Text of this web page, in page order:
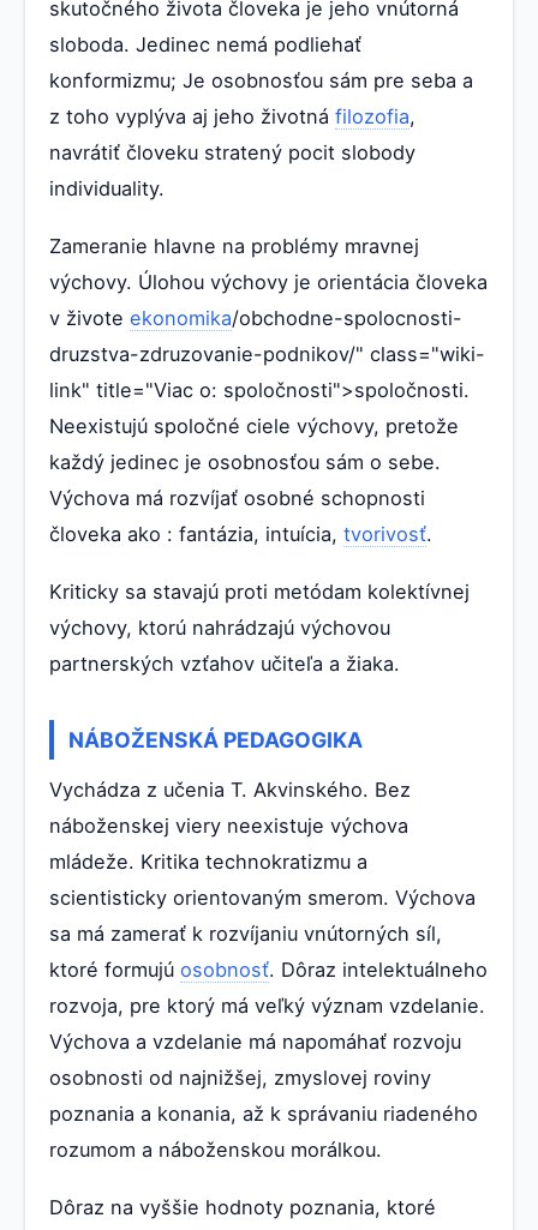
skutočného života človeka je jeho vnútorná
sloboda. Jedinec nemá podliehať
konformizmu; Je osobnosťou sám pre seba a
z toho vyplýva aj jeho životná filozofia,
navrátiť človeku stratený pocit slobody
individuality.
Zameranie hlavne na problémy mravnej
výchovy. Úlohou výchovy je orientácia človeka
v živote ekonomika/obchodne-spolocnosti-
druzstva-zdruzovanie-podnikov/" class="wiki-
link" title="Viac o: spoločnosti">spoločnosti.
Neexistujú spoločné ciele výchovy, pretože
každý jedinec je osobnosťou sám o sebe.
Výchova má rozvíjať osobné schopnosti
človeka ako : fantázia, intuícia, tvorivosť.
Kriticky sa stavajú proti metódam kolektívnej
výchovy, ktorú nahrádzajú výchovou
partnerských vzťahov učiteľa a žiaka.
NÁBOŽENSKÁ PEDAGOGIKA
Vychádza z učenia T. Akvinského. Bez
náboženskej viery neexistuje výchova
mládeže. Kritika technokratizmu a
scientisticky orientovaným smerom. Výchova
sa má zamerať k rozvíjaniu vnútorných síl,
ktoré formujú osobnosť. Dôraz intelektuálneho
rozvoja, pre ktorý má veľký význam vzdelanie.
Výchova a vzdelanie má napomáhať rozvoju
osobnosti od najnižšej, zmyslovej roviny
poznania a konania, až k správaniu riadeného
rozumom a náboženskou morálkou.
Dôraz na vyššie hodnoty poznania, ktoré